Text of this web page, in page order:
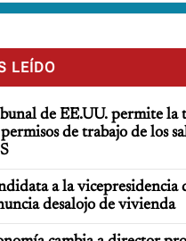
LEÍDO
de EE.UU. permite la
de trabajo de los
a la vicepresidencia
desalojo de vivienda